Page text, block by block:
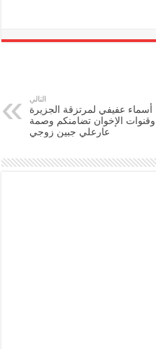
التالي
أسماء عفيفي لمرتزقة الجزيرة
وقنوات الإخوان تضامنكم وصمة
عارعلي جبين زوجي